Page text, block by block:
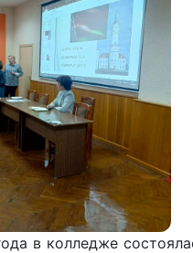
в колледже